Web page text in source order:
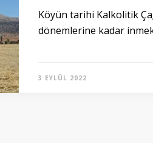
Köyün tarihi Kalkolitik
dönemlerine kadar
3 EYLÜL 2022